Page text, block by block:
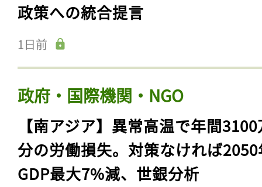
政策への統合提言
1日前
政府・国際機関・NGO
【南アジア】異常高温で年間
分の労働損失。対策なければ
GDP最大7%減、世銀分析